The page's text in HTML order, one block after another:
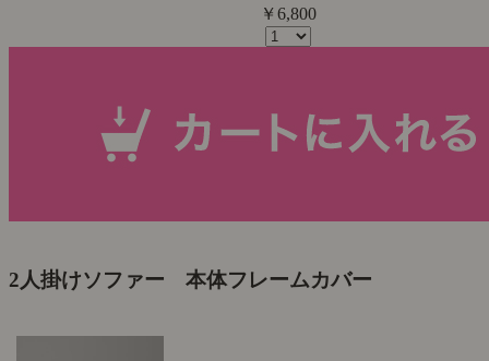
￥6,800
2人掛けソファー 本体フレームカバー